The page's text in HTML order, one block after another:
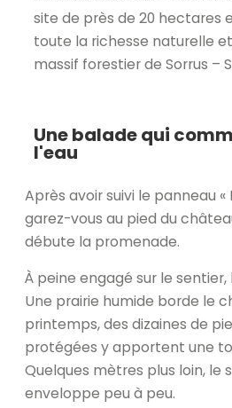
site de près de 20 hectares
toute la richesse naturelle
massif forestier de Sorrus –
Une balade qui
l'eau
Après avoir suivi le panneau «
garez-vous au pied du
débute la promenade.
À peine engagé sur le
Une prairie humide borde le
printemps, des dizaines de
protégées y apportent une
Quelques mètres plus loin, le
enveloppe peu à peu.